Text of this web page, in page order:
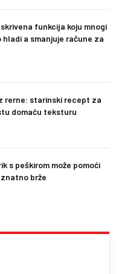
funkcija koju mnogi
a smanjuje račune za
rerne: starinski recept za
domaću teksturu
s peškirom može pomoći
brže